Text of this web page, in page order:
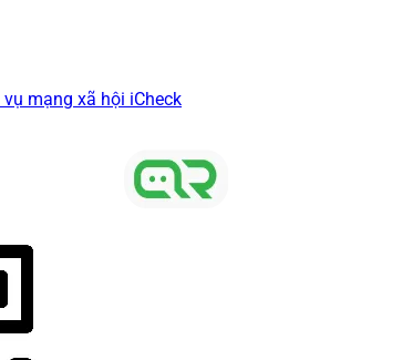
mạng xã hội iCheck